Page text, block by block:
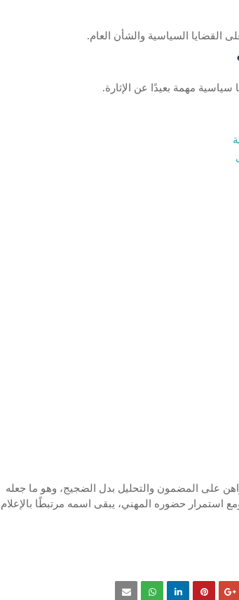
القضايا السياسية والشأن العام.
مهمة بعيدًا عن الإثارة.
على المضمون والتحليل بدل الضجيج، وهو ما جعله
استمرار حضوره المهني، يبقى اسمه مرتبطًا بالإعلام